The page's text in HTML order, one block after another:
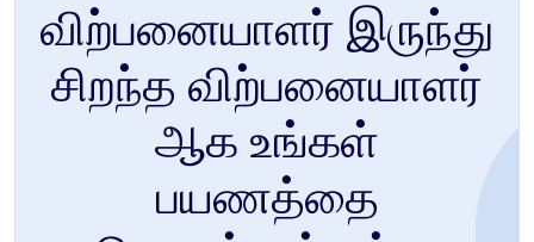
விற்பனையாளர் இருந்து
சிறந்த விற்பனையாளர்
ஆக உங்கள்
பயணத்தை